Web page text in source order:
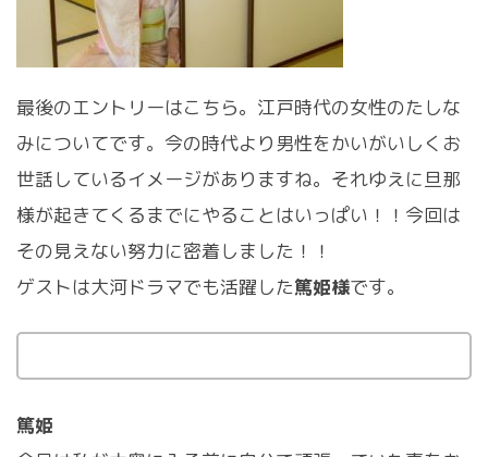
最後のエントリーはこちら。江戸時代の女性のたしな
みについてです。今の時代より男性をかいがいしくお
世話しているイメージがありますね。それゆえに旦那
様が起きてくるまでにやることはいっぱい！！今回は
その見えない努力に密着しました！！
ゲストは大河ドラマでも活躍した篤姫様です。
篤姫